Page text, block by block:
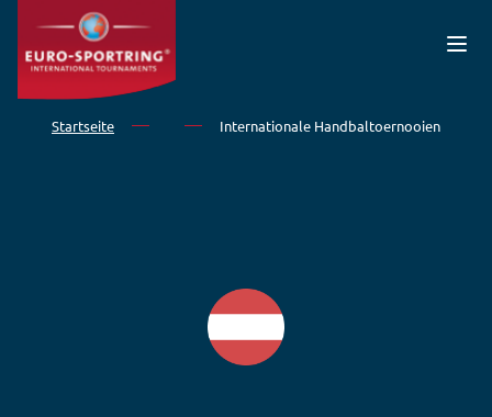
Direkt zum Inhalt
Startseite Internationale Handbaltoernooien